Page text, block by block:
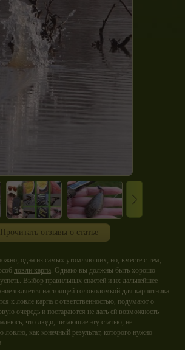
Прочитать отзывы о статье
одна из самых утомляющих, но, вместе с тем,
ловли карпа . Однако вы должны быть хорошо
Выбор правильных снастей и их дальнейшее
является настоящей головоломкой для карпятника.
к ловле карпа с ответственностью, подумают о
очередь и постараются не дать ей возможность
что люди, читающие эту статью, не
ловлю, как конечный результат, которого нужно